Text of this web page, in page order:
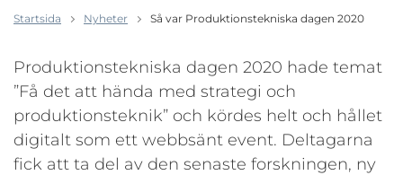
Startsida Nyheter Så var Produktionstekniska dagen 2020
Produktionstekniska dagen 2020 hade temat
”Få det att hända med strategi och
produktionsteknik” och kördes helt och hållet
digitalt som ett webbsänt event. Deltagarna
fick att ta del av den senaste forskningen, ny